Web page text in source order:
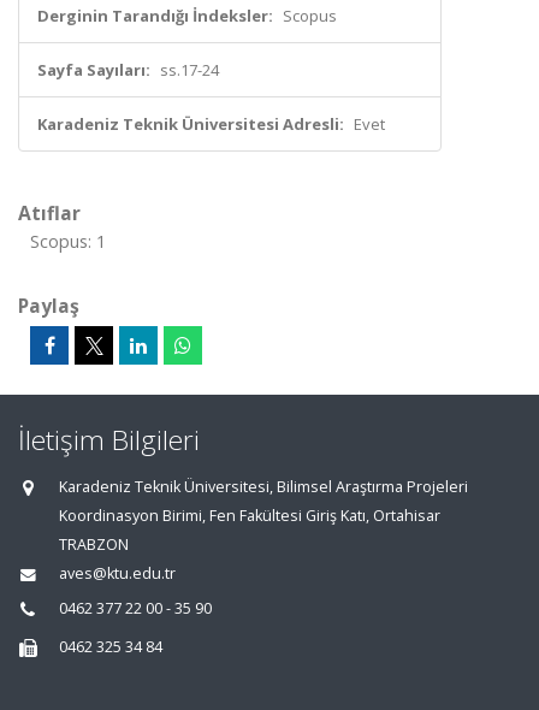
Derginin Tarandığı İndeksler: Scopus
Sayfa Sayıları: ss.17-24
Karadeniz Teknik Üniversitesi Adresli: Evet
Atıflar
Scopus: 1
Paylaş
İletişim Bilgileri
Karadeniz Teknik Üniversitesi, Bilimsel Araştırma Projeleri
Koordinasyon Birimi, Fen Fakültesi Giriş Katı, Ortahisar
TRABZON
aves@ktu.edu.tr
0462 377 22 00 - 35 90
0462 325 34 84